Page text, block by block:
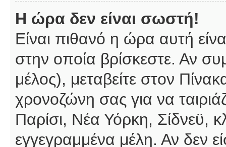
Η ώρα δεν είναι σωστή!
Είναι πιθανό η ώρα αυτή
στην οποία βρίσκεστε. Αν
μέλος), μεταβείτε στον
χρονοζώνη σας για να
Παρίσι, Νέα Υόρκη, Σίδνεϋ,
εγγεγραμμένα μέλη. Αν δεν